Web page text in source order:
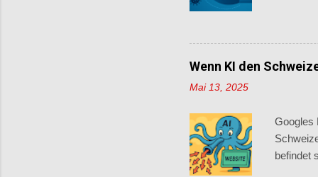
nehmen
im
trifft
Wenn KI den
Mai 13, 2025
befindet